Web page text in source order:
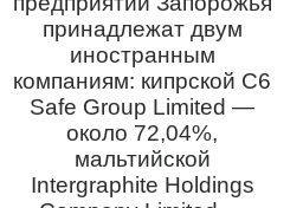
принадлежат двум
иностранным
компаниям: кипрской C6
Safe Group Limited —
около 72,04%,
мальтийской
Intergraphite Holdings